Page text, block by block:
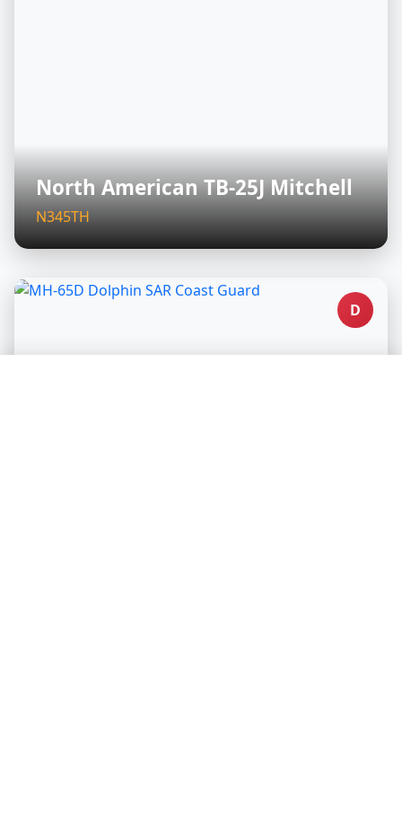
North American TB-25J Mitchell
N345TH
D